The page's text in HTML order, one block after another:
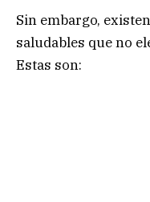
Sin embargo,
saludables que no
Estas son: